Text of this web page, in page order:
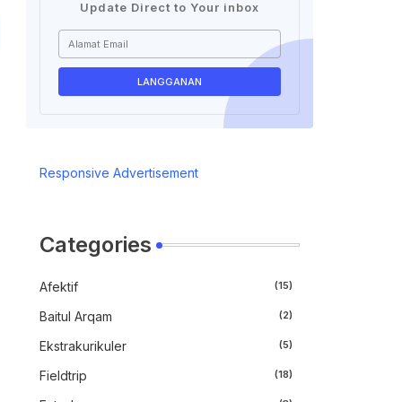
Update Direct to Your inbox
Responsive Advertisement
Categories
Afektif (15)
Baitul Arqam (2)
Ekstrakurikuler (5)
Fieldtrip (18)